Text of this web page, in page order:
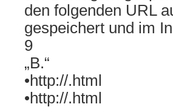
den folgenden URL
gespeichert und im
9
„B.“
•http://.html
•http://.html